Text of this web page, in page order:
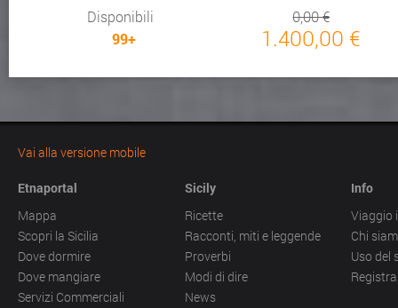
Disponibili
99+
0,00 €
1.400,00 €
Vai alla versione mobile
Etnaportal
Mappa
Scopri la Sicilia
Dove dormire
Dove mangiare
Servizi Commerciali
Sicily
Ricette
Racconti, miti e leggende
Proverbi
Modi di dire
News
Info
Viaggio
Chi
Uso del